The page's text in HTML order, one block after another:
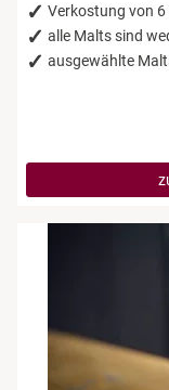
Verkostung von
alle Malts sind
ausgewählte